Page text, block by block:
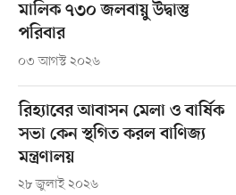
মালিক ৭৩০ জলবায়ু উদ্বাস্তু
পরিবার
০৩ আগস্ট ২০২৬
রিহ্যাবের আবাসন মেলা ও বার্ষিক
সভা কেন স্থগিত করল বাণিজ্য
মন্ত্রণালয়
২৮ জুলাই ২০২৬